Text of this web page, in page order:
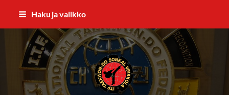
sivun
Haku ja valikko
ITF Taekwon-do Sonkal Veikkola